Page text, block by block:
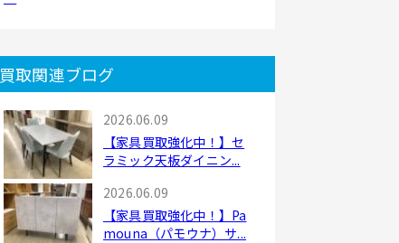
買取関連ブログ
2026.06.09
【家具買取強化中！】セ
ラミック天板ダイニン...
2026.06.09
【家具買取強化中！】Pa
mouna（パモウナ）サ...